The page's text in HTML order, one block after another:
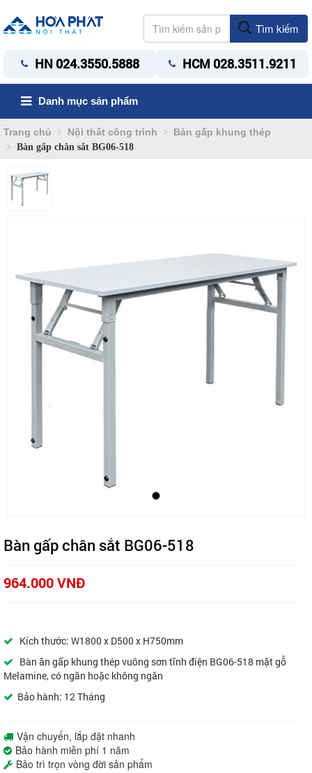
Tìm kiếm
HN 024.3550.5888 HCM 028.3511.9211
Danh mục sản phẩm
Trang chủ Nội thất công trình Bàn gấp khung thép
Bàn gấp chân sắt BG06-518
Bàn gấp chân sắt BG06-518
964.000 VNĐ
Kích thước: W1800 x D500 x H750mm
Bàn ăn gấp khung thép vuông sơn tĩnh điện BG06-518 mặt gỗ
Melamine, có ngăn hoặc không ngăn
Bảo hành: 12 Tháng
Vận chuyển, lắp đặt nhanh
Bảo hành miễn phí 1 năm
Bảo trì trọn vòng đời sản phẩm